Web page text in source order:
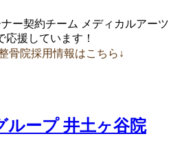
骨院採用情報はこちら↓